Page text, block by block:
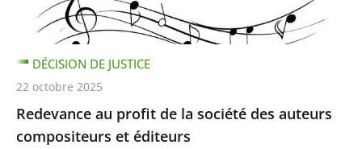
Redevance au profit de la société des auteurs
compositeurs et éditeurs
DÉCISION DE JUSTICE
22 octobre 2025